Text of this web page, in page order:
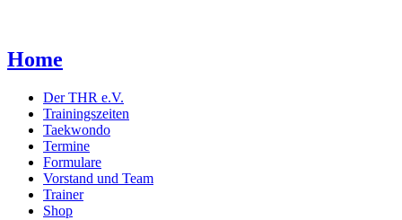
Home
Der THR e.V.
Trainingszeiten
Taekwondo
Termine
Formulare
Vorstand und Team
Trainer
Shop